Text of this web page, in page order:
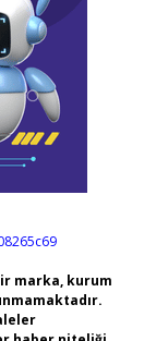
marka, kurum